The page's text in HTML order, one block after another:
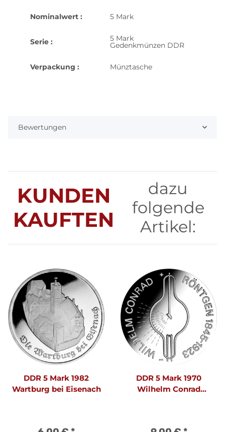
Nominalwert : 5 Mark
Serie : 5 Mark
Gedenkmünzen DDR
Verpackung : Münztasche
Bewertungen
KUNDEN
KAUFTEN
dazu
folgende
Artikel:
DDR 5 Mark 1982
Wartburg bei Eisenach
DDR 5 Mark 1970
Wilhelm Conrad